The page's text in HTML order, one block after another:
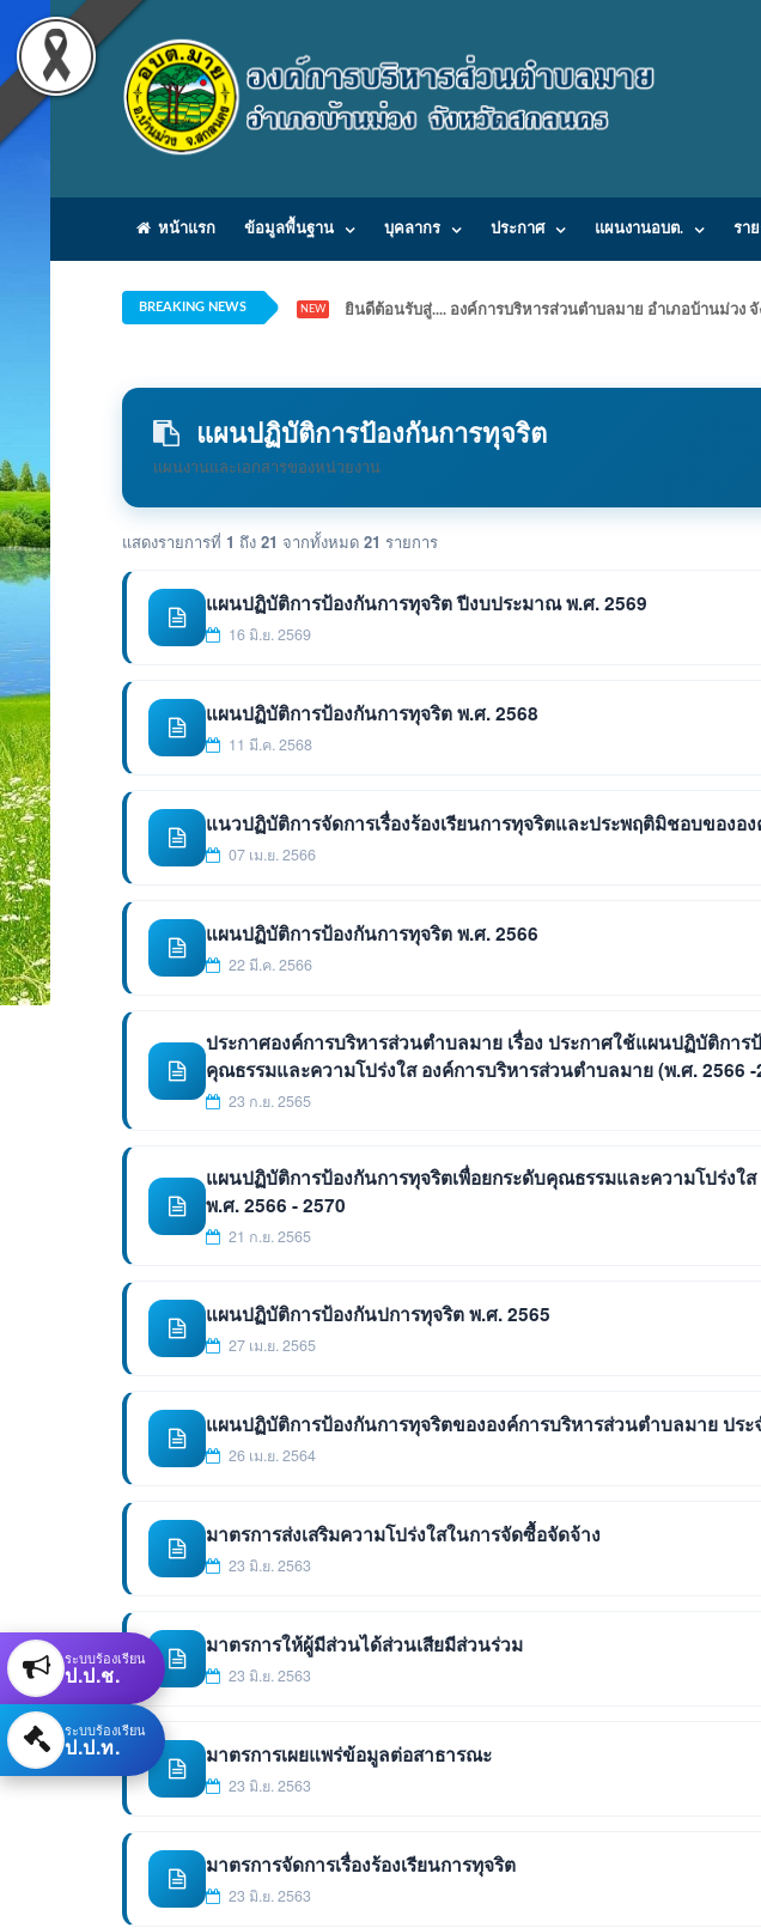
หน้าแรก ข้อมูลพื้นฐาน บุคลากร ประกาศ แผนงานอบต. รา
BREAKING NEWS NEW ยินดีต้อนรับสู่.... องค์การบริหารส่วนตำบลมาย อำเภอบ้านม่วง
แผนปฏิบัติการป้องกันการทุจริต
แผนงานและเอกสารของหน่วยงาน
แสดงรายการที่ 1 ถึง 21 จากทั้งหมด 21 รายการ
แผนปฏิบัติการป้องกันการทุจริต ปีงบประมาณ พ.ศ. 2569
16 มิ.ย. 2569
แผนปฏิบัติการป้องกันการทุจริต พ.ศ. 2568
11 มี.ค. 2568
แนวปฏิบัติการจัดการเรื่องร้องเรียนการทุจริตและประพฤติมิชอบของอ
07 เม.ย. 2566
แผนปฏิบัติการป้องกันการทุจริต พ.ศ. 2566
22 มี.ค. 2566
ประกาศองค์การบริหารส่วนตำบลมาย เรื่อง ประกาศใช้แผนปฏิบัติการ
คุณธรรมและความโปร่งใส องค์การบริหารส่วนตำบลมาย (พ.ศ. 2566 -
23 ก.ย. 2565
แผนปฏิบัติการป้องกันการทุจริตเพื่อยกระดับคุณธรรมและความโปร่งใ
พ.ศ. 2566 - 2570
21 ก.ย. 2565
แผนปฏิบัติการป้องกันปการทุจริต พ.ศ. 2565
27 เม.ย. 2565
แผนปฏิบัติการป้องกันการทุจริตขององค์การบริหารส่วนตำบลมาย ปร
26 เม.ย. 2564
มาตรการส่งเสริมความโปร่งใสในการจัดซื้อจัดจ้าง
23 มิ.ย. 2563
มาตรการให้ผู้มีส่วนได้ส่วนเสียมีส่วนร่วม
23 มิ.ย. 2563
มาตรการเผยแพร่ข้อมูลต่อสาธารณะ
23 มิ.ย. 2563
มาตรการจัดการเรื่องร้องเรียนการทุจริต
23 มิ.ย. 2563
ระบบร้องเรียน
ป.ป.ช.
ระบบร้องเรียน
ป.ป.ท.